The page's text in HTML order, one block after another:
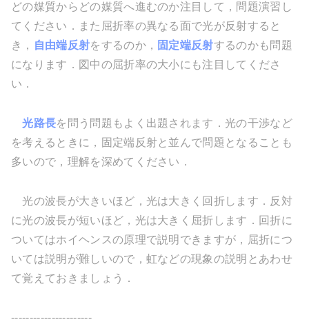
どの媒質からどの媒質へ進むのか注目して，問題演習し
てください．また屈折率の異なる面で光が反射すると
き， 自由端反射をするのか， 固定端反射するのかも問題
になります．図中の屈折率の大小にも注目してくださ
い．
光路長を問う問題もよく出題されます．光の干渉など
を考えるときに，固定端反射と並んで問題となることも
多いので，理解を深めてください．
光の波長が大きいほど，光は大きく回折します．反対
に光の波長が短いほど，光は大きく屈折します．回折に
ついてはホイヘンスの原理で説明できますが，屈折につ
いては説明が難しいので，虹などの現象の説明とあわせ
て覚えておきましょう．
----------------------